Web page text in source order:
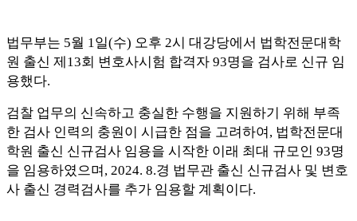
법무부는 5월 1 일(수) 오후 2시 대강당에서 법학전문대학
원 출신 제 13회 변호사시험 합격자 93명을 검사로 신규 임
용했다.
검찰 업무의 신속하고 충실한 수행을 지원하기 위해 부족
한 검사 인력의 충원이 시급한 점을 고려하여 , 법학전문대
학원 출신 신규검사 임용을 시작한 이래 최대 규모인 93명
을 임용하였으며 , 2024. 8.경 법무관 출신 신규검사 및 변호
사 출신 경력검사를 추가 임용할 계획이다.